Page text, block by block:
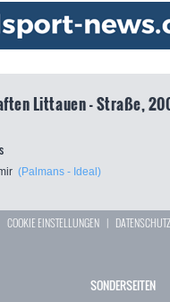
Littauen - Straße,
(Palmans - Ideal)
COOKIE EINSTELLUNGEN | DATENSCHUTZ
SONDERSEITEN